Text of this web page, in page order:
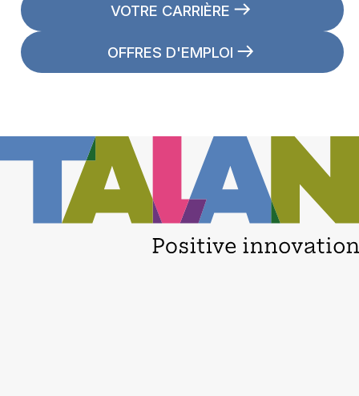
VOTRE CARRIÈRE
OFFRES D'EMPLOI